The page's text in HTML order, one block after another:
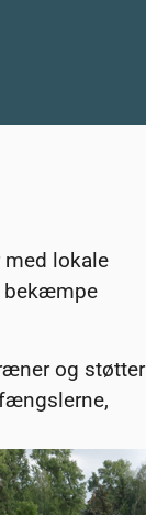
med lokale
bekæmpe
og støtter